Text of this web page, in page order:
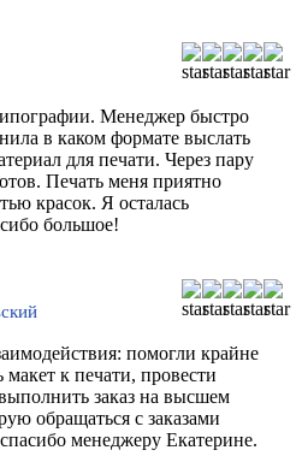
Менеджер быстро
в каком формате выслать
для печати. Через пару
Печать меня приятно
красок. Я осталась
большое!
помогли крайне
к печати, провести
заказ на высшем
обращаться с заказами
менеджеру Екатерине.